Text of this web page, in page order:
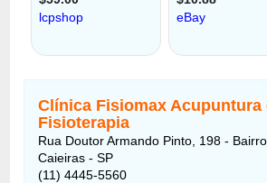
Clínica Fisiomax Acupuntura
Fisioterapia
Rua Doutor Armando Pinto, 198 -
Caieiras - SP
(11) 4445-5560